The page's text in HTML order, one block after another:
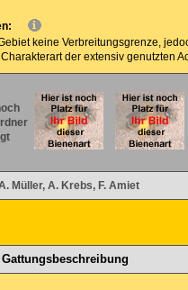
keine Verbreitungsgrenze,
der extensiv genutzten
Müller, A. Krebs, F. Amiet